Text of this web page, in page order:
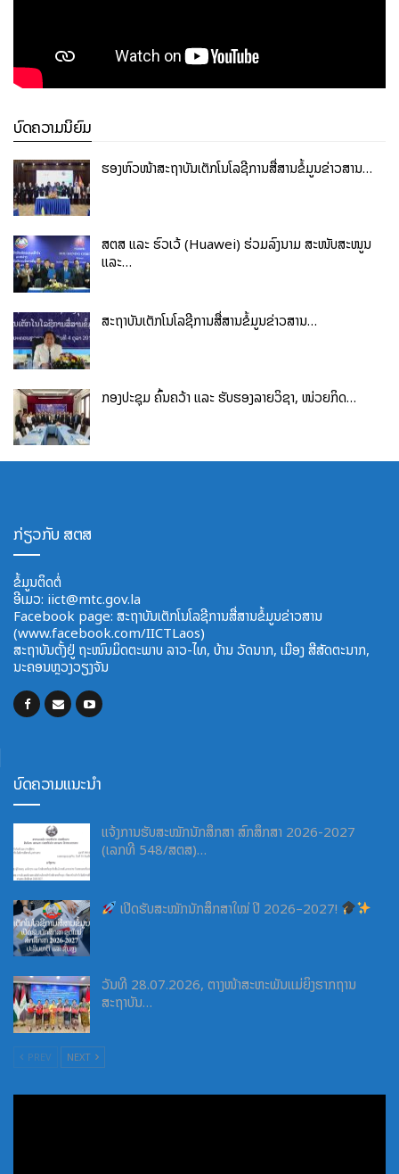
ບົດຄວາມນິຍົມ
ຮອງຫົວໜ້າສະຖາບັນເຕັກໂນໂລຊີການສື່ສານຂໍ້ມູນຂ່າວສານ…
ສຕສ ແລະ ຮົວເວ້ (Huawei) ຮ່ວມລົງນາມ ສະໜັບສະໜູນ
ແລະ…
ສະຖາບັນເຕັກໂນໂລຊີການສື່ສານຂໍ້ມູນຂ່າວສານ…
ກອງປະຊຸມ ຄົ້ນຄວ້າ ແລະ ຮັບຮອງລາຍວິຊາ, ໜ່ວຍກິດ…
ກ່ຽວກັບ ສຕສ
ຂໍ້ມູນຕິດຕໍ່
ອີ​ເມວ: iict@mtc.gov.la
Facebook page: ສະຖາບັນເຕັກໂນໂລຊີການສື່ສານຂໍ້ມູນຂ່າວສານ
(www.facebook.com/IICTLaos)
ສະ​ຖາ​ບັນ​ຕັ້ງຢູ່ ຖະໜົນມິດຕະພາບ​ ລາວ​-ໄທ, ບ້ານ ວັດ​ນາກ, ​ເມືອງ ສີ​ສັດຕະ​ນາກ,
ນະຄອນຫຼວງວຽງຈັນ
ບົດຄວາມແນະນຳ
ແຈ້ງການຮັບສະໝັກນັກສຶກສາ ສົກສຶກສາ 2026-2027
(ເລກທີ 548/ສຕສ)…
ເປີດຮັບສະໝັກນັກສຶກສາໃໝ່ ປີ 2026–2027!
ວັນທີ 28.07.2026, ຕາງໜ້າສະຫະພັນແມ່ຍິງຮາກຖານ
ສະຖາບັນ…
PREV NEXT